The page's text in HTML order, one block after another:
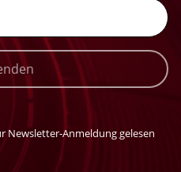
Newsletter-Anmeldung gelesen